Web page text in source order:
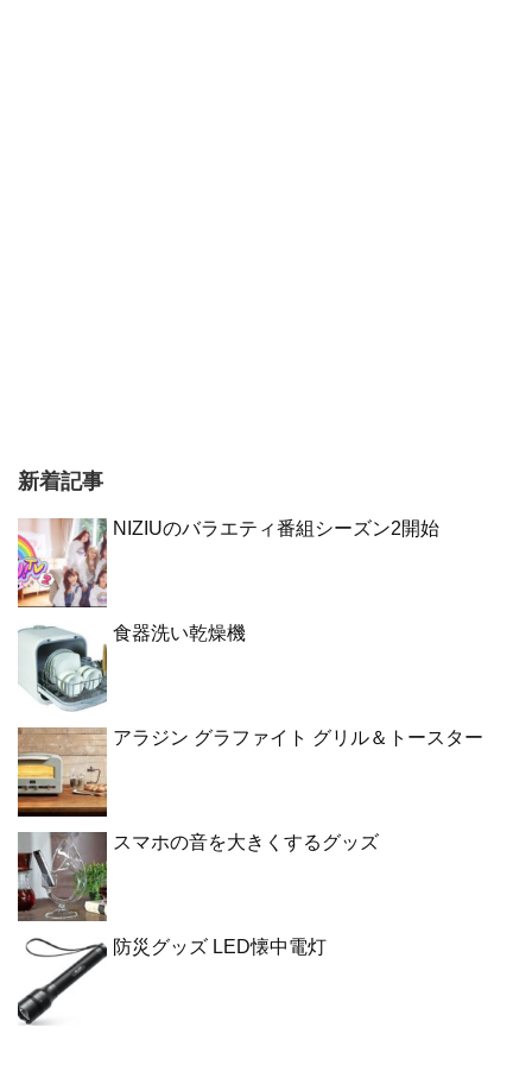
新着記事
NIZIUのバラエティ番組シーズン2開始
食器洗い乾燥機
アラジン グラファイト グリル＆トースター
スマホの音を大きくするグッズ
防災グッズ LED懐中電灯